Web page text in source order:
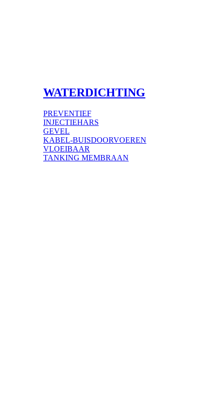
WATERDICHTING
PREVENTIEF
INJECTIEHARS
GEVEL
KABEL-BUISDOORVOEREN
VLOEIBAAR
TANKING MEMBRAAN